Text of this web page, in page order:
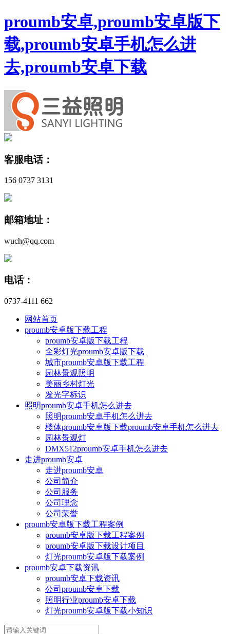
proumb安卓,proumb安卓版下
载,proumb安卓手机怎么进
去,proumb安卓下载
客服电话：
156 0737 3131
邮箱地址：
wuch@qq.com
电话：
0737-4111 662
网站首页
proumb安卓版下载工程
proumb安卓版下载工程
全彩灯光proumb安卓版下载
城市proumb安卓版下载工程
园林景观照明
美丽乡村灯光
发光字标识
照明proumb安卓手机怎么进去
照明proumb安卓手机怎么进去
楼体proumb安卓版下载proumb安卓手机怎么进去
园林景观灯
DMX512proumb安卓手机怎么进去
走进proumb安卓
走进proumb安卓
公司简介
公司服务
公司理念
公司荣誉
proumb安卓版下载工程案例
proumb安卓版下载工程案例
proumb安卓版下载设计项目
灯光proumb安卓版下载案例
proumb安卓下载资讯
proumb安卓下载资讯
公司proumb安卓下载
照明行业proumb安卓下载
灯光proumb安卓版下载小知识